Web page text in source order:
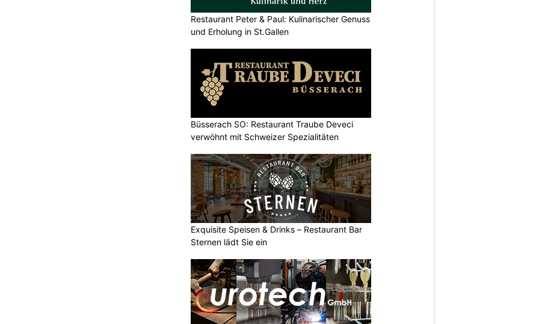
Restaurant Peter & Paul: Kulinarischer Genuss
und Erholung in St.Gallen
Büsserach SO: Restaurant Traube Deveci
verwöhnt mit Schweizer Spezialitäten
Exquisite Speisen & Drinks – Restaurant Bar
Sternen lädt Sie ein